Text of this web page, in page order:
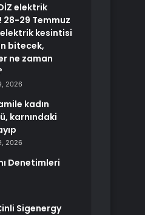
elektrik
28-29 Temmuz
elektrik kesintisi
bitecek,
ne zaman
2026
kadın
karnındaki
2026
Denetimleri
Sigenergy